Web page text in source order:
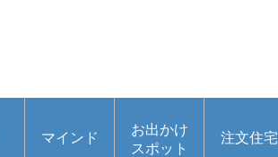
マインド
お出かけ
スポット
注文住宅